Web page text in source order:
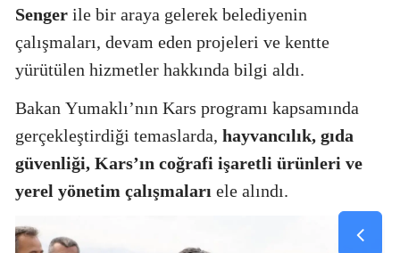
Senger ile bir araya gelerek belediyenin
çalışmaları, devam eden projeleri ve kentte
yürütülen hizmetler hakkında bilgi aldı.
Bakan Yumaklı’nın Kars programı kapsamında
gerçekleştirdiği temaslarda, hayvancılık, gıda
güvenliği, Kars’ın coğrafi işaretli ürünleri ve
yerel yönetim çalışmaları ele alındı.